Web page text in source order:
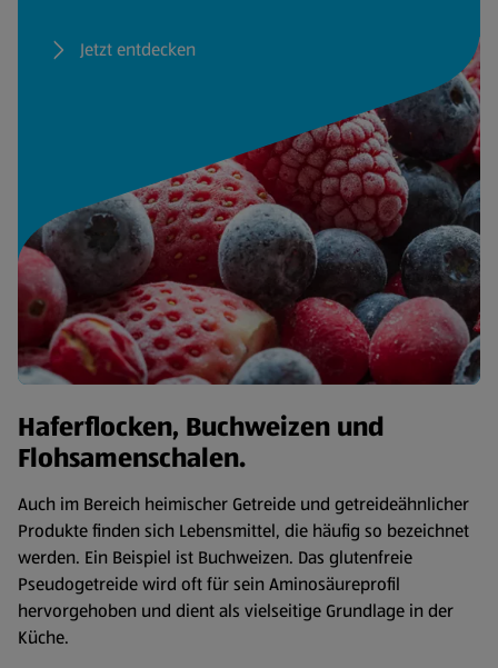
Jetzt entdecken
Haferflocken, Buchweizen und
Flohsamenschalen.
Auch im Bereich heimischer Getreide und getreideähnlicher
Produkte finden sich Lebensmittel, die häufig so bezeichnet
werden. Ein Beispiel ist Buchweizen. Das glutenfreie
Pseudogetreide wird oft für sein Aminosäureprofil
hervorgehoben und dient als vielseitige Grundlage in der
Küche.